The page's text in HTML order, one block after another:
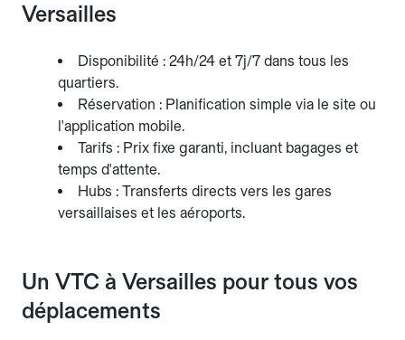
Versailles
Disponibilité : 24h/24 et 7j/7 dans tous les
quartiers.
Réservation : Planification simple via le site ou
l'application mobile.
Tarifs : Prix fixe garanti, incluant bagages et
temps d'attente.
Hubs : Transferts directs vers les gares
versaillaises et les aéroports.
Un VTC à Versailles pour tous vos
déplacements